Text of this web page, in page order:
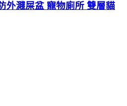
外濺屎盆 寵物廁所 雙層貓